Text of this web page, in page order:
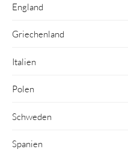
England
Griechenland
Italien
Polen
Schweden
Spanien